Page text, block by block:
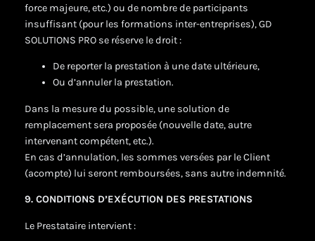
force majeure, etc.) ou de nombre de participants
insuffisant (pour les formations inter-entreprises), GD
SOLUTIONS PRO se réserve le droit :
De reporter la prestation à une date ultérieure,
Ou d’annuler la prestation.
Dans la mesure du possible, une solution de
remplacement sera proposée (nouvelle date, autre
intervenant compétent, etc.).
En cas d’annulation, les sommes versées par le Client
(acompte) lui seront remboursées, sans autre indemnité.
9. CONDITIONS D’EXÉCUTION DES PRESTATIONS
Le Prestataire intervient :